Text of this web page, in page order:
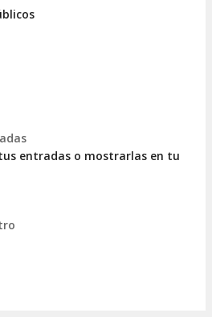
entradas o mostrarlas en tu